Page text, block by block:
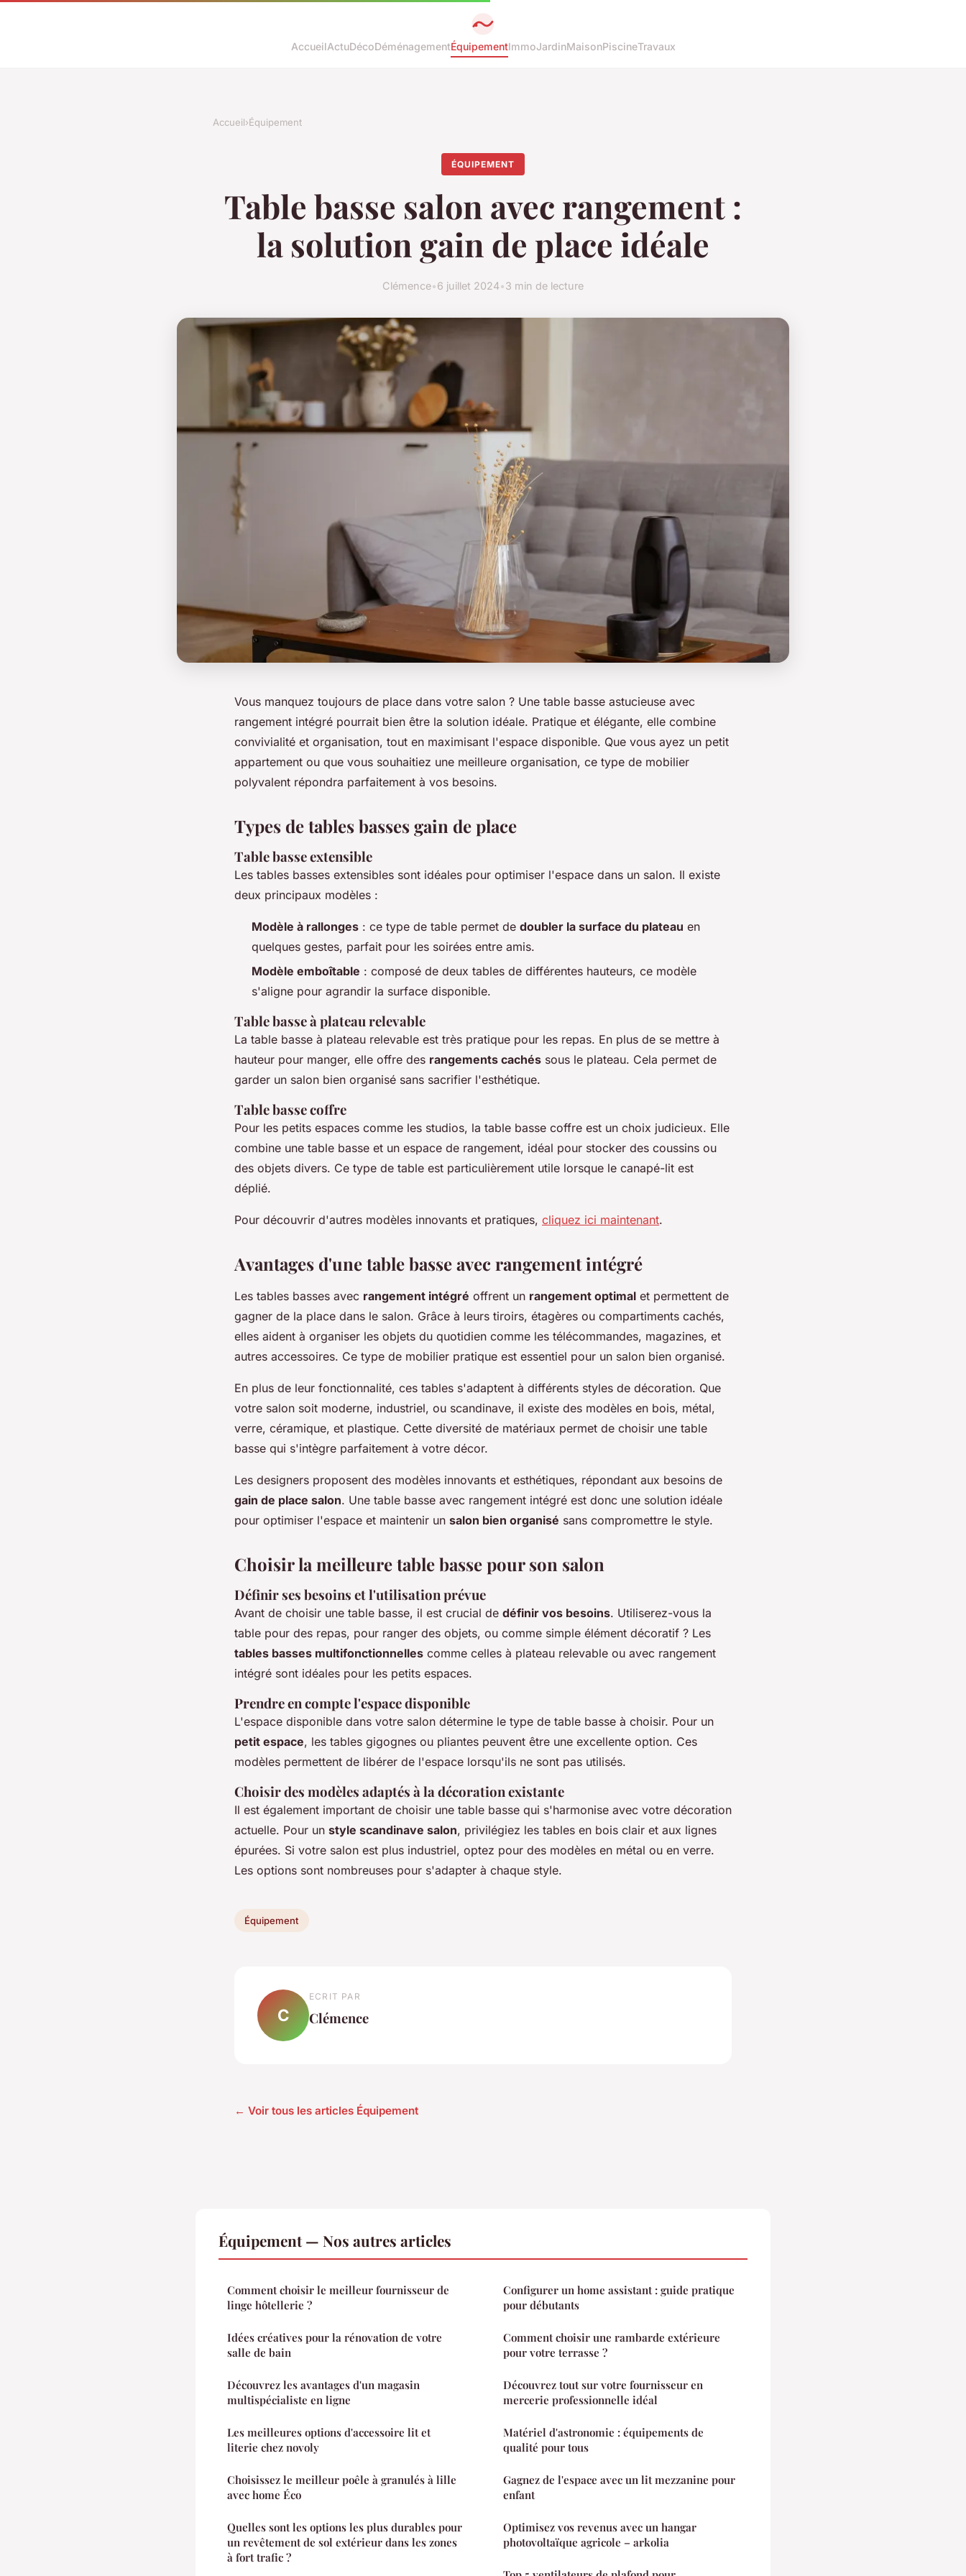
AccueilActuDécoDéménagementÉquipementImmoJardinMaisonPiscineTravaux
Accueil›Équipement
ÉQUIPEMENT
Table basse salon avec rangement :
la solution gain de place idéale
Clémence•6 juillet 2024•3 min de lecture
Vous manquez toujours de place dans votre salon ? Une table basse astucieuse avec
rangement intégré pourrait bien être la solution idéale. Pratique et élégante, elle combine
convivialité et organisation, tout en maximisant l'espace disponible. Que vous ayez un petit
appartement ou que vous souhaitiez une meilleure organisation, ce type de mobilier
polyvalent répondra parfaitement à vos besoins.
Types de tables basses gain de place
Table basse extensible
Les tables basses extensibles sont idéales pour optimiser l'espace dans un salon. Il existe
deux principaux modèles :
Modèle à rallonges : ce type de table permet de doubler la surface du plateau en
quelques gestes, parfait pour les soirées entre amis.
Modèle emboîtable : composé de deux tables de différentes hauteurs, ce modèle
s'aligne pour agrandir la surface disponible.
Table basse à plateau relevable
La table basse à plateau relevable est très pratique pour les repas. En plus de se mettre à
hauteur pour manger, elle offre des rangements cachés sous le plateau. Cela permet de
garder un salon bien organisé sans sacrifier l'esthétique.
Table basse coffre
Pour les petits espaces comme les studios, la table basse coffre est un choix judicieux. Elle
combine une table basse et un espace de rangement, idéal pour stocker des coussins ou
des objets divers. Ce type de table est particulièrement utile lorsque le canapé-lit est
déplié.
Pour découvrir d'autres modèles innovants et pratiques, cliquez ici maintenant.
Avantages d'une table basse avec rangement intégré
Les tables basses avec rangement intégré offrent un rangement optimal et permettent de
gagner de la place dans le salon. Grâce à leurs tiroirs, étagères ou compartiments cachés,
elles aident à organiser les objets du quotidien comme les télécommandes, magazines, et
autres accessoires. Ce type de mobilier pratique est essentiel pour un salon bien organisé.
En plus de leur fonctionnalité, ces tables s'adaptent à différents styles de décoration. Que
votre salon soit moderne, industriel, ou scandinave, il existe des modèles en bois, métal,
verre, céramique, et plastique. Cette diversité de matériaux permet de choisir une table
basse qui s'intègre parfaitement à votre décor.
Les designers proposent des modèles innovants et esthétiques, répondant aux besoins de
gain de place salon. Une table basse avec rangement intégré est donc une solution idéale
pour optimiser l'espace et maintenir un salon bien organisé sans compromettre le style.
Choisir la meilleure table basse pour son salon
Définir ses besoins et l'utilisation prévue
Avant de choisir une table basse, il est crucial de définir vos besoins. Utiliserez-vous la
table pour des repas, pour ranger des objets, ou comme simple élément décoratif ? Les
tables basses multifonctionnelles comme celles à plateau relevable ou avec rangement
intégré sont idéales pour les petits espaces.
Prendre en compte l'espace disponible
L'espace disponible dans votre salon détermine le type de table basse à choisir. Pour un
petit espace, les tables gigognes ou pliantes peuvent être une excellente option. Ces
modèles permettent de libérer de l'espace lorsqu'ils ne sont pas utilisés.
Choisir des modèles adaptés à la décoration existante
Il est également important de choisir une table basse qui s'harmonise avec votre décoration
actuelle. Pour un style scandinave salon, privilégiez les tables en bois clair et aux lignes
épurées. Si votre salon est plus industriel, optez pour des modèles en métal ou en verre.
Les options sont nombreuses pour s'adapter à chaque style.
Équipement
C
ECRIT PAR
Clémence
← Voir tous les articles Équipement
Équipement — Nos autres articles
Comment choisir le meilleur fournisseur de
linge hôtellerie ?
Idées créatives pour la rénovation de votre
salle de bain
Découvrez les avantages d'un magasin
multispécialiste en ligne
Les meilleures options d'accessoire lit et
literie chez novoly
Choisissez le meilleur poêle à granulés à lille
avec home Éco
Quelles sont les options les plus durables pour
un revêtement de sol extérieur dans les zones
à fort trafic ?
Configurer un home assistant : guide pratique
pour débutants
Comment choisir une rambarde extérieure
pour votre terrasse ?
Découvrez tout sur votre fournisseur en
mercerie professionnelle idéal
Matériel d'astronomie : équipements de
qualité pour tous
Gagnez de l'espace avec un lit mezzanine pour
enfant
Optimisez vos revenus avec un hangar
photovoltaïque agricole – arkolia